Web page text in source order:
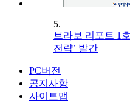
5.
브라보 리포트 1
전략’ 발간
PC버전
공지사항
사이트맵